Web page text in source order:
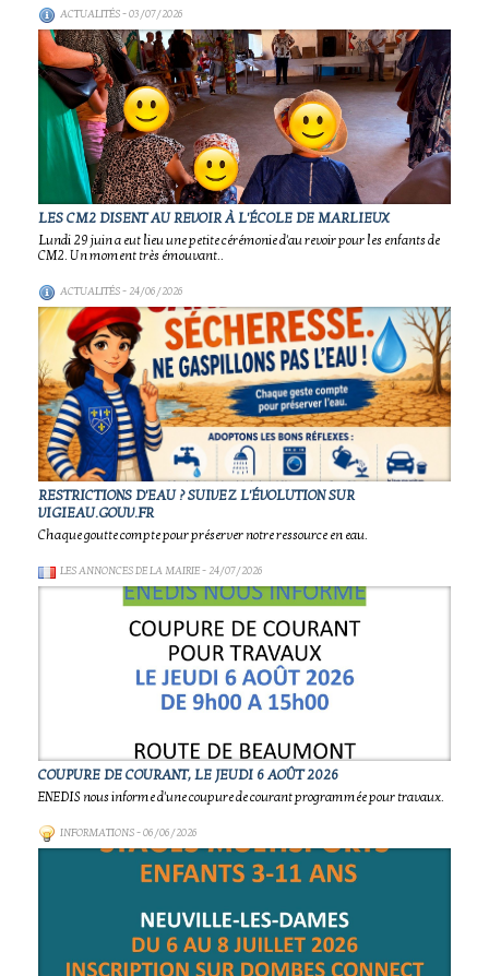
ACTUALITÉS- 03/07/2026
LES CM2 DISENT AU REVOIR À L'ÉCOLE DE MARLIEUX
Lundi 29 juin a eut lieu une petite cérémonie d'au revoir pour les enfants de
CM2. Un moment très émouvant..
ACTUALITÉS- 24/06/2026
RESTRICTIONS D'EAU ? SUIVEZ L'ÉVOLUTION SUR
VIGIEAU.GOUV.FR
Chaque goutte compte pour préserver notre ressource en eau.
LES ANNONCES DE LA MAIRIE- 24/07/2026
COUPURE DE COURANT, LE JEUDI 6 AOÛT 2026
ENEDIS nous informe d'une coupure de courant programmée pour travaux.
INFORMATIONS- 06/06/2026